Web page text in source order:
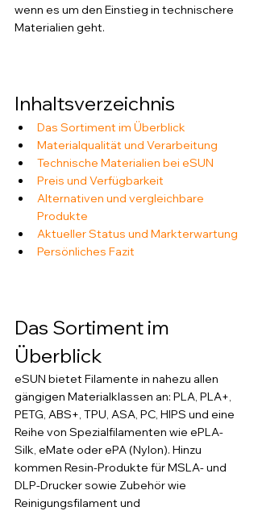
wenn es um den Einstieg in technischere
Materialien geht.
Inhaltsverzeichnis
Das Sortiment im Überblick
Materialqualität und Verarbeitung
Technische Materialien bei eSUN
Preis und Verfügbarkeit
Alternativen und vergleichbare
Produkte
Aktueller Status und Markterwartung
Persönliches Fazit
Das Sortiment im
Überblick
eSUN bietet Filamente in nahezu allen
gängigen Materialklassen an: PLA, PLA+,
PETG, ABS+, TPU, ASA, PC, HIPS und eine
Reihe von Spezialfilamenten wie ePLA-
Silk, eMate oder ePA (Nylon). Hinzu
kommen Resin-Produkte für MSLA- und
DLP-Drucker sowie Zubehör wie
Reinigungsfilament und